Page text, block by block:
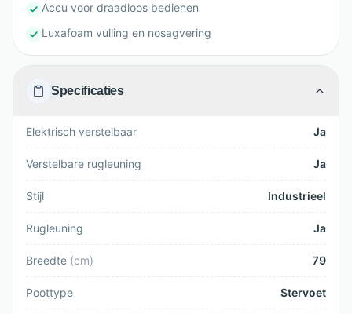
Accu voor draadloos bedienen
Luxafoam vulling en nosagvering
Specificaties
Elektrisch verstelbaar Ja
Verstelbare rugleuning Ja
Stijl Industrieel
Rugleuning Ja
Breedte (cm) 79
Poottype Stervoet